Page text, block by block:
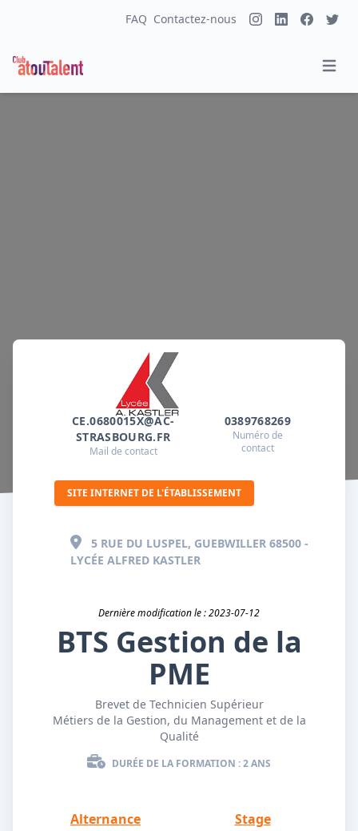
FAQ Contactez-nous
CE.0680015X@AC-
STRASBOURG.FR
Mail de contact
0389768269
Numéro de
contact
SITE INTERNET DE L'ÉTABLISSEMENT
5 RUE DU LUSPEL, GUEBWILLER 68500 -
LYCÉE ALFRED KASTLER
Dernière modification le : 2023-07-12
BTS Gestion de la
PME
Brevet de Technicien Supérieur
Métiers de la Gestion, du Management et de la
Qualité
DURÉE DE LA FORMATION : 2 ANS
Alternance
Stage